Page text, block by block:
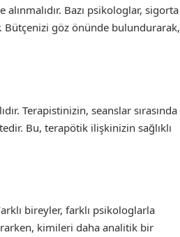
Bazı psikologlar, sigorta
Bütçenizi göz önünde bulundurarak,
Terapistinizin, seanslar sırasında
Bu, terapötik ilişkinizin sağlıklı
bireyler, farklı psikologlarla
kimileri daha analitik bir